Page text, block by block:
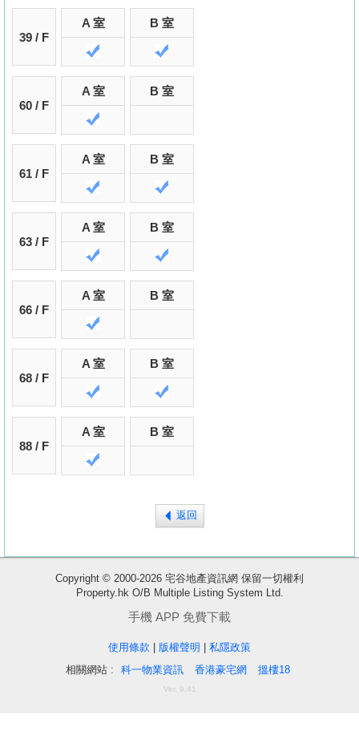
39 / F
A 室 B 室
60 / F
A 室 B 室
61 / F
A 室 B 室
63 / F
A 室 B 室
66 / F
A 室 B 室
68 / F
A 室 B 室
88 / F
A 室 B 室
返回
Copyright © 2000-2026 宅谷地產資訊網 保留一切權利
Property.hk O/B Multiple Listing System Ltd.
手機 APP 免費下載
使用條款 版權聲明
私隱政策
相關網站 :
科一物業資訊 香港豪宅網 搵樓18
Ver. 9.41